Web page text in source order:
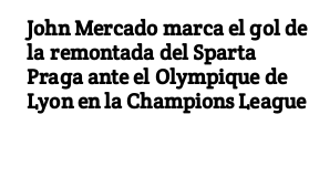
John Mercado marca el gol de
la remontada del Sparta
Praga ante el Olympique de
Lyon en la Champions League